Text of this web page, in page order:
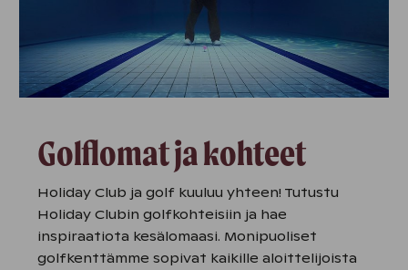
Golflomat ja kohteet
Holiday Club ja golf kuuluu yhteen! Tutustu
Holiday Clubin golfkohteisiin ja hae
inspiraatiota kesälomaasi. Monipuoliset
golfkenttämme sopivat kaikille aloittelijoista